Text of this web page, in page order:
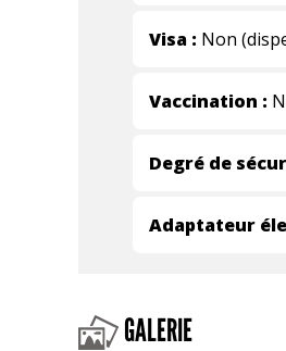
Visa : Non
Vaccination :
Degré de
Adaptateur
GALERIE